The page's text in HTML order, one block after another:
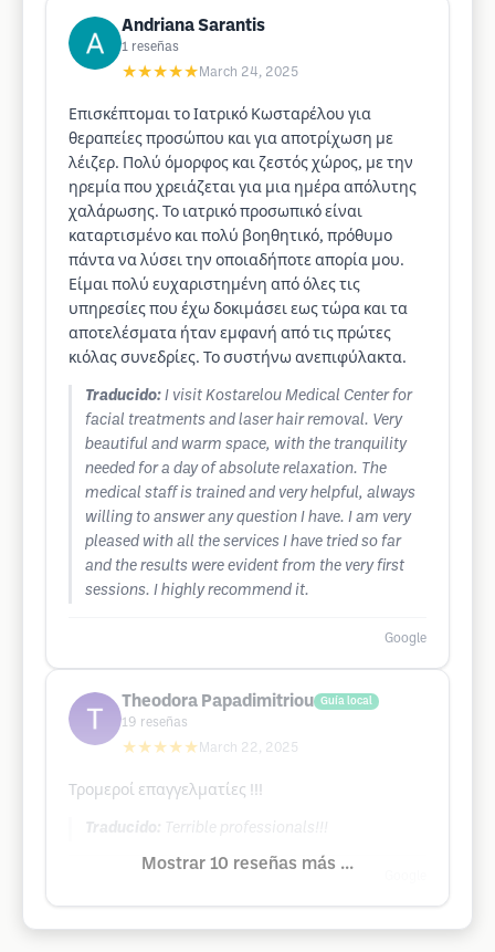
Andriana Sarantis
1 reseñas
★★★★★ March 24, 2025
Επισκέπτομαι το Ιατρικό Κωσταρέλου για
θεραπείες προσώπου και για αποτρίχωση με
λέιζερ. Πολύ όμορφος και ζεστός χώρος, με την
ηρεμία που χρειάζεται για μια ημέρα απόλυτης
χαλάρωσης. Το ιατρικό προσωπικό είναι
καταρτισμένο και πολύ βοηθητικό, πρόθυμο
πάντα να λύσει την οποιαδήποτε απορία μου.
Είμαι πολύ ευχαριστημένη από όλες τις
υπηρεσίες που έχω δοκιμάσει εως τώρα και τα
αποτελέσματα ήταν εμφανή από τις πρώτες
κιόλας συνεδρίες. Το συστήνω ανεπιφύλακτα.
Traducido: I visit Kostarelou Medical Center for
facial treatments and laser hair removal. Very
beautiful and warm space, with the tranquility
needed for a day of absolute relaxation. The
medical staff is trained and very helpful, always
willing to answer any question I have. I am very
pleased with all the services I have tried so far
and the results were evident from the very first
sessions. I highly recommend it.
Google
Theodora Papadimitriou Guía local
19 reseñas
★★★★★ March 22, 2025
Τρομεροί επαγγελματίες !!!
Traducido: Terrible professionals!!!
Mostrar 10 reseñas más ...